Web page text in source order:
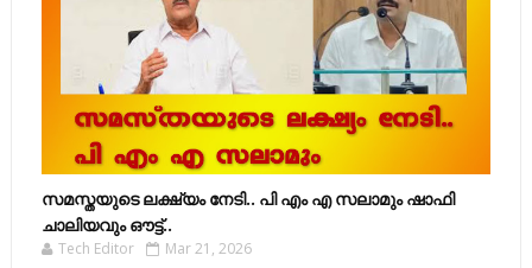
സമസ്തയുടെ ലക്ഷ്യം നേടി.. പി എം എ സലാമും ഷാഫി
ചാലിയവും ഔട്ട്..
Tech Editor Mar 21, 2026